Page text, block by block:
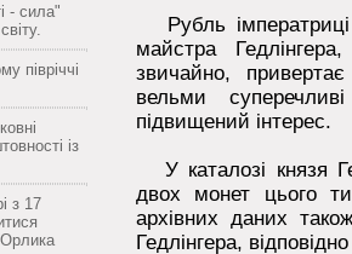
- сила"
півріччі
із
з 17
Рубль імператриці
майстра
звичайно, привертає
вельми
підвищений інтерес.
У каталозі князя
двох монет цього
архівних даних
Гедлінгера,